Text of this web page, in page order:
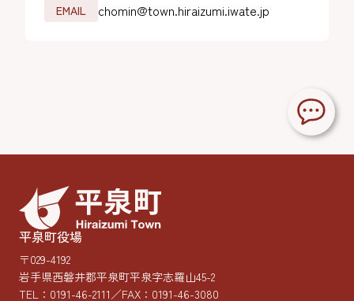
EMAIL chomin@town.hiraizumi.iwate.jp
平泉町役場
〒029-4192
岩手県西磐井郡平泉町平泉字志羅山45-2
TEL： 0191-46-2111／FAX：0191-46-3080